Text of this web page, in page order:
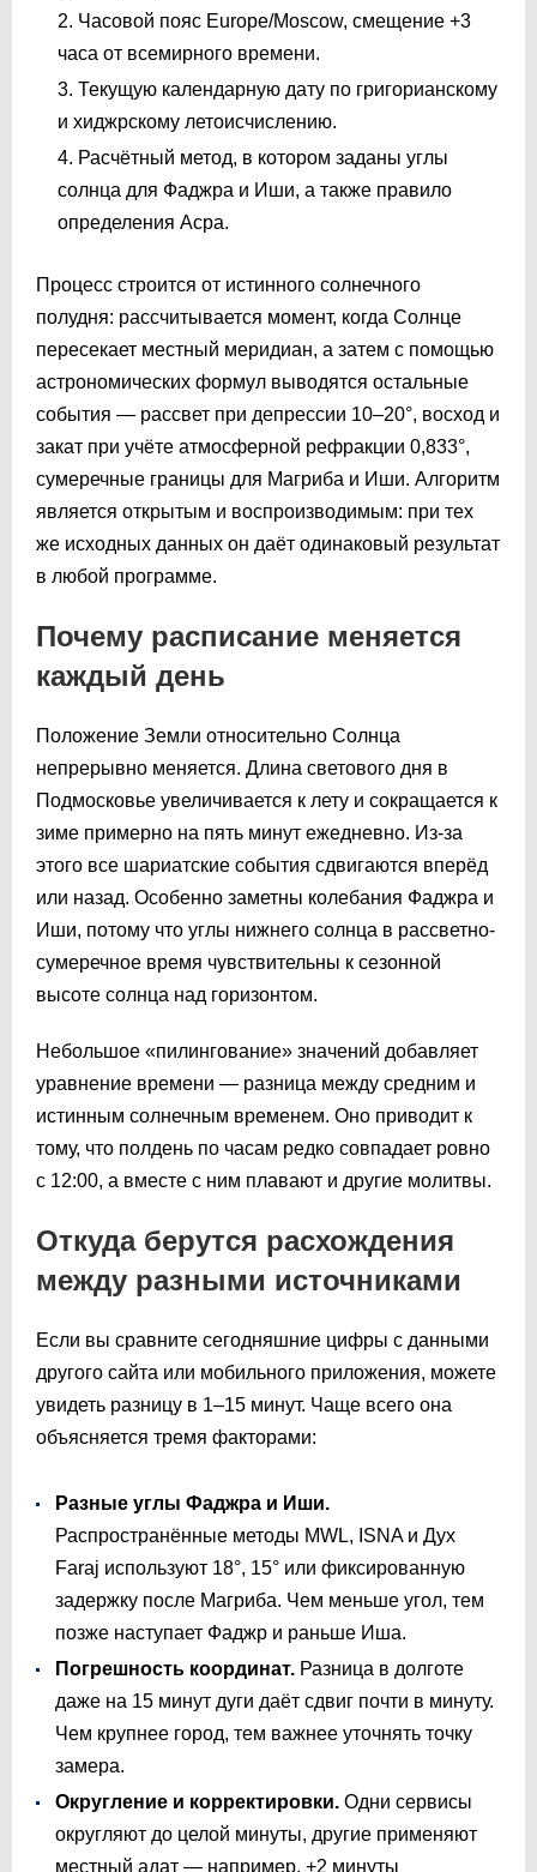
Часовой пояс Europe/Moscow, смещение +3
часа от всемирного времени.
Текущую календарную дату по григорианскому
и хиджрскому летоисчислению.
Расчётный метод, в котором заданы углы
солнца для Фаджра и Иши, а также правило
определения Асра.
Процесс строится от истинного солнечного
полудня: рассчитывается момент, когда Солнце
пересекает местный меридиан, а затем с помощью
астрономических формул выводятся остальные
события — рассвет при депрессии 10–20°, восход и
закат при учёте атмосферной рефракции 0,833°,
сумеречные границы для Магриба и Иши. Алгоритм
является открытым и воспроизводимым: при тех
же исходных данных он даёт одинаковый результат
в любой программе.
Почему расписание меняется
каждый день
Положение Земли относительно Солнца
непрерывно меняется. Длина светового дня в
Подмосковье увеличивается к лету и сокращается к
зиме примерно на пять минут ежедневно. Из-за
этого все шариатские события сдвигаются вперёд
или назад. Особенно заметны колебания Фаджра и
Иши, потому что углы нижнего солнца в рассветно-
сумеречное время чувствительны к сезонной
высоте солнца над горизонтом.
Небольшое «пилингование» значений добавляет
уравнение времени — разница между средним и
истинным солнечным временем. Оно приводит к
тому, что полдень по часам редко совпадает ровно
с 12:00, а вместе с ним плавают и другие молитвы.
Откуда берутся расхождения
между разными источниками
Если вы сравните сегодняшние цифры с данными
другого сайта или мобильного приложения, можете
увидеть разницу в 1–15 минут. Чаще всего она
объясняется тремя факторами:
Разные углы Фаджра и Иши.
Распространённые методы MWL, ISNA и Дух
Faraj используют 18°, 15° или фиксированную
задержку после Магриба. Чем меньше угол, тем
позже наступает Фаджр и раньше Иша.
Погрешность координат. Разница в долготе
даже на 15 минут дуги даёт сдвиг почти в минуту.
Чем крупнее город, тем важнее уточнять точку
замера.
Округление и корректировки. Одни сервисы
округляют до целой минуты, другие применяют
местный адат — например, +2 минуты